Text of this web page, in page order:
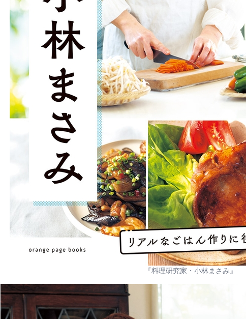
『料理研究家・小林まさみ』